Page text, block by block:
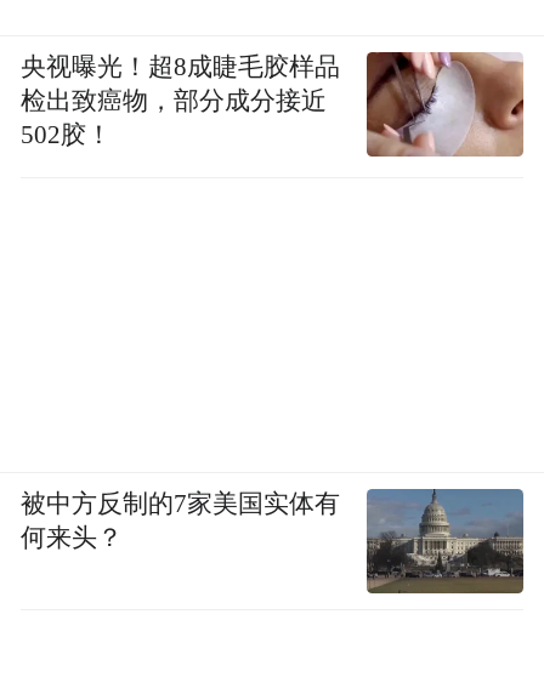
央视曝光！超8成睫毛胶样品
检出致癌物，部分成分接近
502胶！
被中方反制的7家美国实体有
何来头？